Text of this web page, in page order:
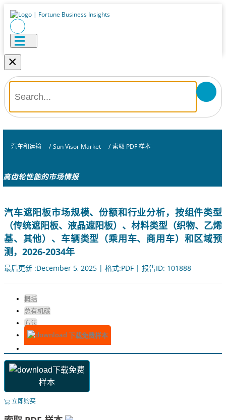
×
汽车和运输 / Sun Visor Market / 索取 PDF 样本
高齿轮性能的市场情报
汽车遮阳板市场规模、份额和行业分析，按组件类型
（传统遮阳板、液晶遮阳板）、材料类型（织物、乙烯
基、其他）、车辆类型（乘用车、商用车）和区域预
测，2026-2034年
最后更新 :December 5, 2025 | 格式:PDF | 报告ID: 101888
概括
总有机碳
方法
下载免费样本
下载免费
样本
立即购买